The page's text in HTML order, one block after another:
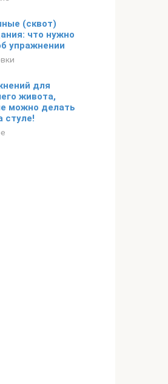
(сквот)
что нужно
упражнении
для
живота,
можно делать
стуле!